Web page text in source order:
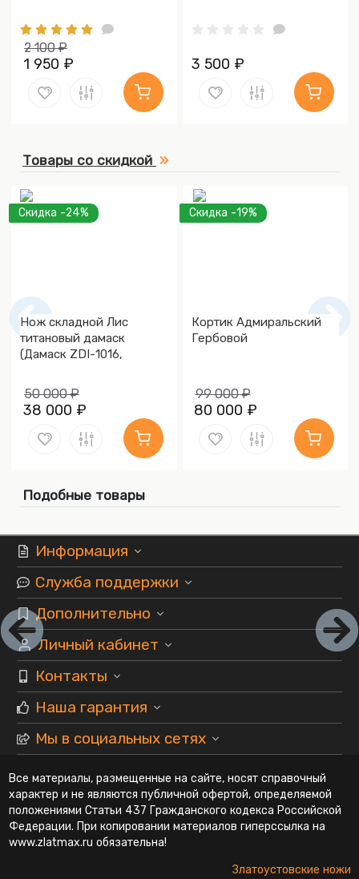
2 100 ₽
1 950 ₽ 3 500 ₽
Товары со скидкой
Скидка -24%
Нож складной Лис
титановый дамаск
(Дамаск ZDI-1016,
50 000 ₽
38 000 ₽
Скидка -19%
Кортик Адмиральский
Гербовой
99 000 ₽
80 000 ₽
Подобные товары
Информация
Служба поддержки
Дополнительно
Личный кабинет
Контакты
Наша гарантия
Мы в социальных сетях
Все материалы, размещенные на сайте, носят справочный
характер и не являются публичной офертой, определяемой
положениями Статьи 437 Гражданского кодекса Российской
Федерации. При копировании материалов гиперссылка на
www.zlatmax.ru обязательна!
Златоустовские ножи